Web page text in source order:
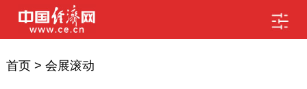
首页> 会展滚动